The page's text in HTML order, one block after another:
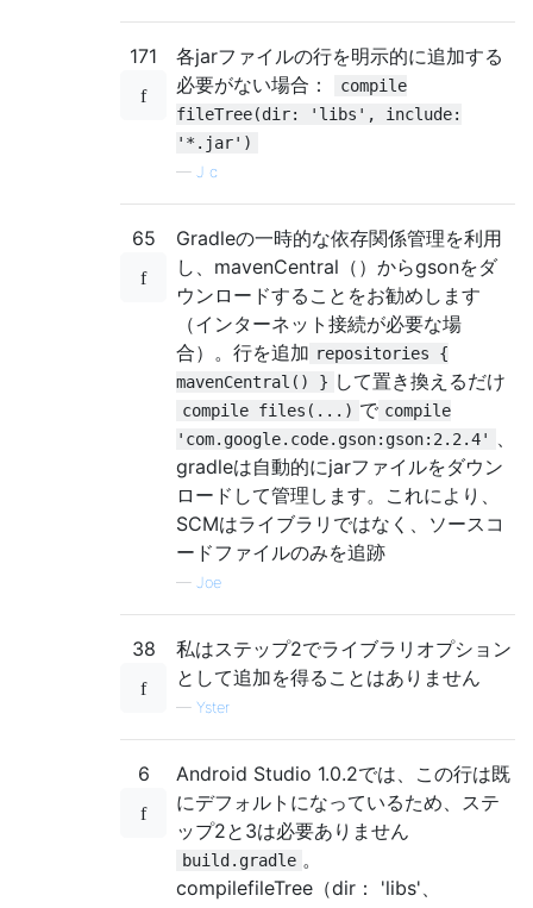
171
各jarファイルの行を明示的に追加する
必要がない場合：
compile
fileTree(dir: 'libs', include:
'*.jar')
— J c
65
Gradleの一時的な依存関係管理を利用
し、mavenCentral（）からgsonをダ
ウンロードすることをお勧めします
（インターネット接続が必要な場
合）。行を追加 repositories {
mavenCentral() } して置き換えるだけ
compile files(...) で compile
'com.google.code.gson:gson:2.2.4'
gradleは自動的にjarファイルをダウン
ロードして管理します。これにより、
SCMはライブラリではなく、ソースコ
ードファイルのみを追跡
— Joe
38
私はステップ2でライブラリオプション
として追加を得ることはありません
— Yster
6
Android Studio 1.0.2では、この行は既
にデフォルトになっているため、ステ
ップ2と3は必要ありません
build.gradle 。
compilefileTree（dir： 'libs'、